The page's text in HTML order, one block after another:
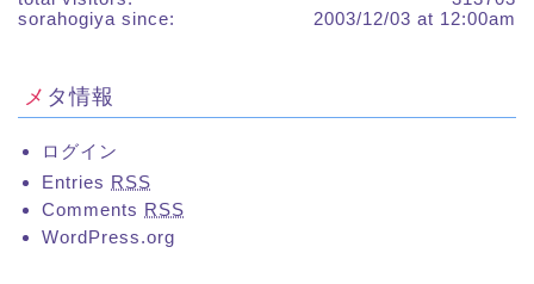
2003/12/03 at 12:00am
sorahogiya since:
メタ情報
ログイン
Entries RSS
Comments RSS
WordPress.org